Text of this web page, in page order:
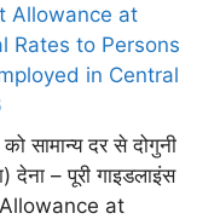
Allowance at
Rates to Persons
in Central
सामान्य दर से दोगुनी
देना – पूरी गाइडलाइंस
at